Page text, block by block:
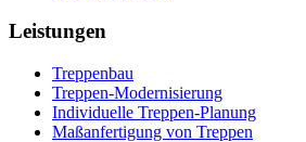
Leistungen
Treppenbau
Treppen-Modernisierung
Individuelle Treppen-Planung
Maßanfertigung von Treppen